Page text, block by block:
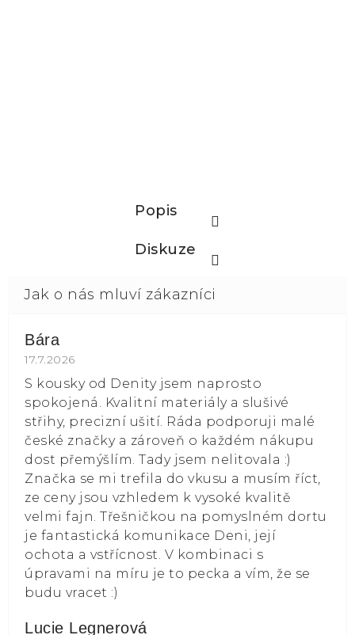
Popis
Diskuze
Bára
Hodnocení obchodu je 5 z 5 hvězdiček.
17.7.2026
S kousky od Denity jsem naprosto
spokojená. Kvalitní materiály a slušivé
střihy, precizní ušití. Ráda podporuji malé
české značky a zároveň o každém nákupu
dost přemýšlím. Tady jsem nelitovala :)
Značka se mi trefila do vkusu a musím říct,
ze ceny jsou vzhledem k vysoké kvalitě
velmi fajn. Třešničkou na pomyslném dortu
je fantastická komunikace Deni, její
ochota a vstřícnost. V kombinaci s
úpravami na míru je to pecka a vím, že se
budu vracet :)
Lucie Legnerová